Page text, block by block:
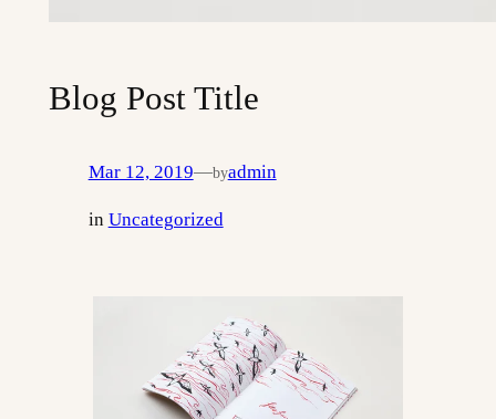
Blog Post Title
Mar 12, 2019—byadmin
in Uncategorized